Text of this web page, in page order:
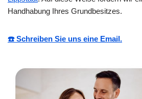
Handhabung Ihres Grundbesitzes.
☎️ Schreiben Sie uns eine Email.